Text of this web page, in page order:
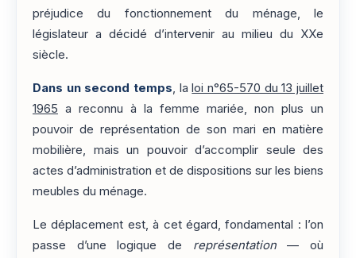
préjudice du fonctionnement du ménage, le
législateur a décidé d’intervenir au milieu du XXe
siècle.
Dans un second temps, laloi n°65-570 du 13 juillet
1965 a reconnu à la femme mariée, non plus un
pouvoir de représentation de son mari en matière
mobilière, mais un pouvoir d’accomplir seule des
actes d’administration et de dispositions sur les biens
meubles du ménage.
Le déplacement est, à cet égard, fondamental : l’on
passe d’une logique de représentation— où